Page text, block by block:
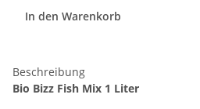
In den Warenkorb
Beschreibung
Bio Bizz Fish Mix 1 Liter